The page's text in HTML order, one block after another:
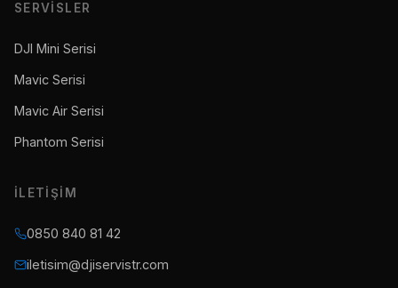
SERVISLER
DJI Mini Serisi
Mavic Serisi
Mavic Air Serisi
Phantom Serisi
İLETIŞIM
0850 840 81 42
iletisim@djiservistr.com